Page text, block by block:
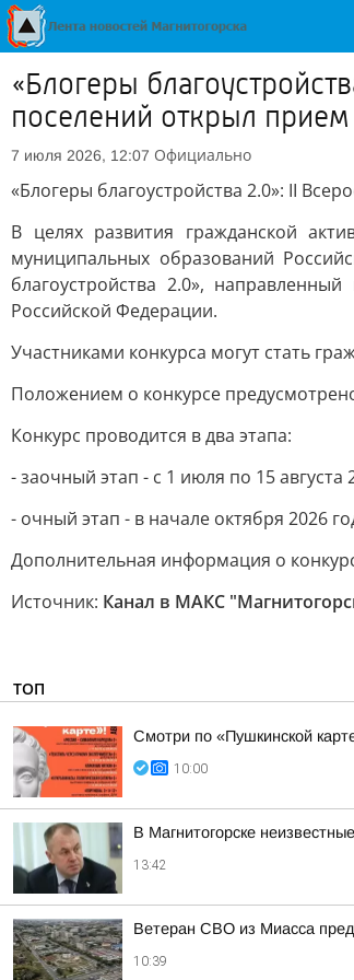
«Блогеры
поселений открыл прием
7 июля 2026, 12:07 Официально
«Блогеры благоустройства 2.0»: II
В целях развития гражданской
муниципальных образований
благоустройства 2.0»,
Российской Федерации.
Участниками конкурса могут стать
Положением о конкурсе
Конкурс проводится в два этапа:
- заочный этап - с 1 июля по 15 августа
- очный этап - в начале октября 2026
Дополнительная информация о
Источник: Канал в МАКС
ТОП
Смотри по «Пушкинской
10:00
В Магнитогорске
13:42
Ветеран СВО из Миасса
10:39